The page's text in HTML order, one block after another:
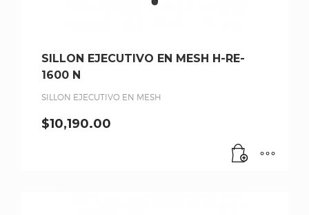
SILLON EJECUTIVO EN MESH H-RE-
1600 N
SILLON EJECUTIVO EN MESH
$10,190.00